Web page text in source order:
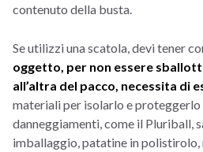
contenuto della busta.
Se utilizzi una scatola, devi tener
oggetto, per non essere
all’altra del pacco, necessita di
materiali per isolarlo e
danneggiamenti, come il Pluriball,
imballaggio, patatine in polistirolo,